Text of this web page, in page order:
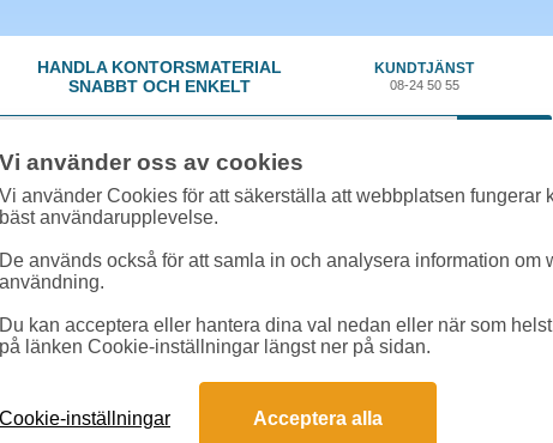
HANDLA KONTORSMATERIAL
SNABBT OCH ENKELT
KUNDTJÄNST
08-24 50 55
» Sök bläck & toner»HP LASERJET P 3015 X
Toner till HP LASERJET P 3015 X
som passar till HP LASERJET P 3015 X
till HP LASERJET P 3015 X
info
Vi använder oss av cookies
Vi använder Cookies för att säkerställa att webbplatsen fungerar
bäst användarupplevelse.
De används också för att samla in och analysera information om
användning.
Du kan acceptera eller hantera dina val nedan eller när som
på länken Cookie-inställningar längst ner på sidan.
Cookie-inställningar Acceptera alla